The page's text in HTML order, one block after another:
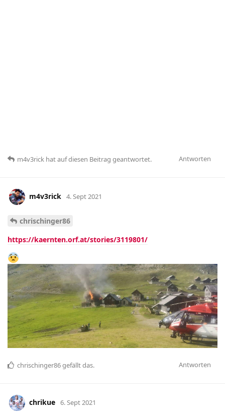
Antworten
m4v3rick hatauf diesen Beitrag geantwortet.
m4v3rick 4. Sept 2021
chrischinger86
https://kaernten.orf.at/stories/3119801/
Antworten
chrischinger86gefällt das.
chrikue 6. Sept 2021